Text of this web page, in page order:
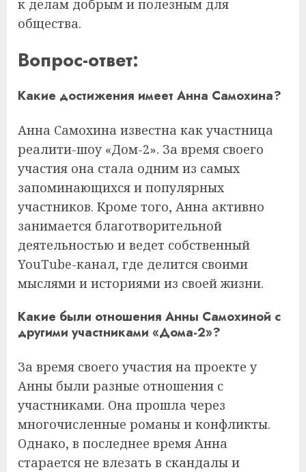
к делам добрым и полезным для
общества.
Вопрос-ответ:
Какие достижения имеет Анна Самохина?
Анна Самохина известна как участница
реалити-шоу «Дом-2». За время своего
участия она стала одним из самых
запоминающихся и популярных
участников. Кроме того, Анна активно
занимается благотворительной
деятельностью и ведет собственный
YouTube-канал, где делится своими
мыслями и историями из своей жизни.
Какие были отношения Анны Самохиной с
другими участниками «Дома-2»?
За время своего участия на проекте у
Анны были разные отношения с
участниками. Она прошла через
многочисленные романы и конфликты.
Однако, в последнее время Анна
старается не влезать в скандалы и